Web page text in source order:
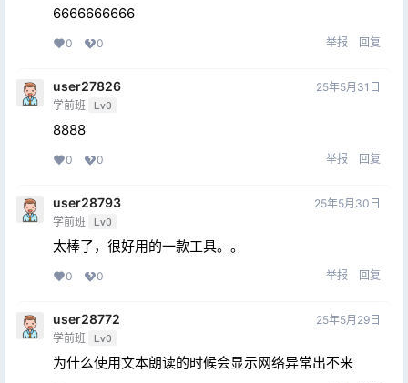
6666666666
0 0 举报 回复
user27826
学前班 Lv0
25年5月31日
8888
0 0 举报 回复
user28793
学前班 Lv0
25年5月30日
太棒了，很好用的一款工具。。
0 0 举报 回复
user28772
学前班 Lv0
25年5月29日
为什么使用文本朗读的时候会显示网络异常出不来